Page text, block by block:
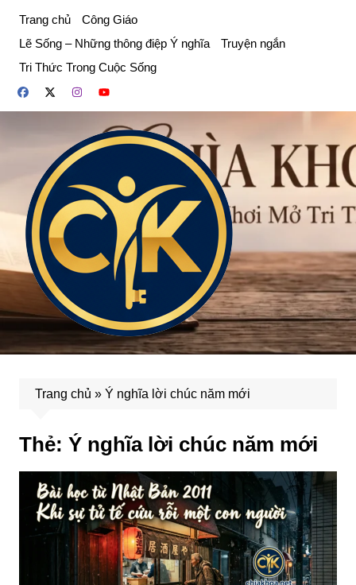
phần
dung
Trang chủ
Công Giáo
Lẽ Sống – Những thông điệp Ý nghĩa
Truyện ngắn
Tri Thức Trong Cuộc Sống
Trang chủ » Ý nghĩa lời chúc năm mới
Thẻ: Ý nghĩa lời chúc năm mới